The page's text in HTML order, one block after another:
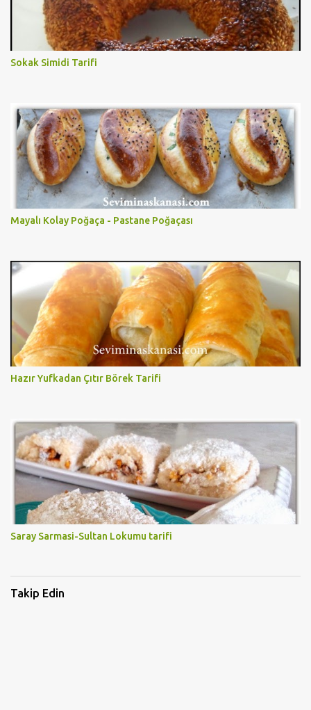
Sokak Simidi Tarifi
Mayalı Kolay Poğaça - Pastane Poğaçası
Hazır Yufkadan Çıtır Börek Tarifi
Saray Sarmasi-Sultan Lokumu tarifi
Takip Edin